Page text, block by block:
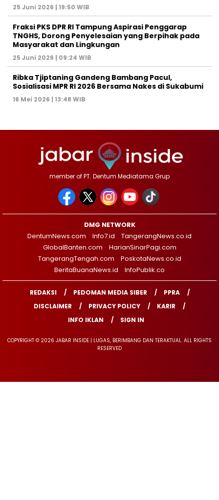
25 Juni 2026 | 19:50 WIB
‎Fraksi PKS DPR RI Tampung Aspirasi Penggarap
TNGHS, Dorong Penyelesaian yang Berpihak pada
Masyarakat dan Lingkungan‎
25 Juni 2026 | 09:24 WIB
Ribka Tjiptaning Gandeng Bambang Pacul,
Sosialisasi MPR RI 2026 Bersama Nakes di Sukabumi
16 Mei 2026 | 13:48 WIB
member of PT. Dentum Mediatama Grup
DMG NETWORK
DentumNews.com
Info7.id
TangerangNews.co.id
GlobalBanten.com
HarianSinarPagi.com
TangerangTengah.com
PoskotaNews.co.id
BeritaBuanaNews.id
InfoPublik.co
REDAKSI PEDOMAN MEDIA SIBER
PPRA
DISCLAIMER
PRIVACY POLICY
KARIR
INFO IKLAN
SIGN IN
COPYRIGHT © 2026 JABAR INSIDE | LUGAS, BERIMBANG DAN TERAKTUAL. ALL RIGHTS
RESERVED